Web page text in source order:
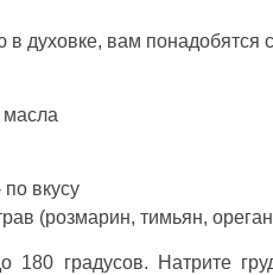
в духовке, вам
масла
вкусу
(розмарин, тимьян,
180 градусов. Натрите